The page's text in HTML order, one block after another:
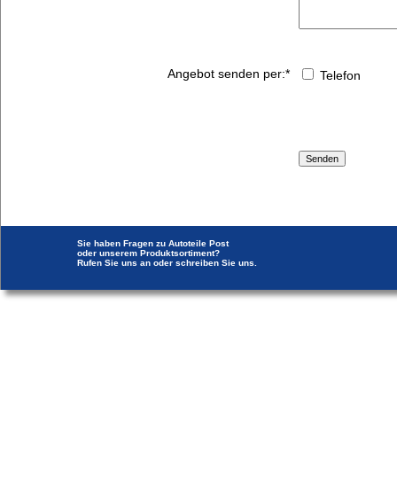
Angebot senden per:* Telefon
Sie haben Fragen zu Autoteile Post
oder unserem Produktsortiment?
Rufen Sie uns an oder schreiben Sie uns.